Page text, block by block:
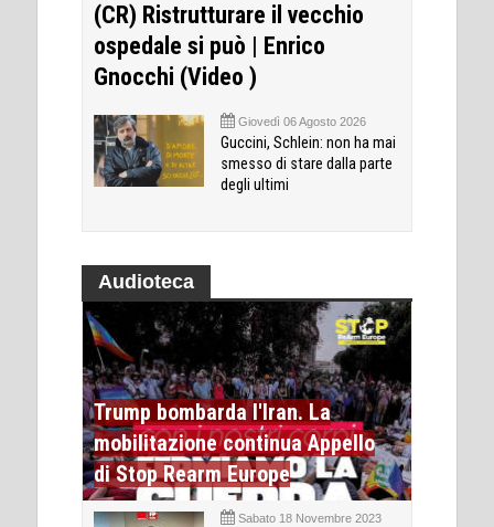
(CR) Ristrutturare il vecchio
ospedale si può | Enrico
Gnocchi (Video )
Giovedì 06 Agosto 2026
Guccini, Schlein: non ha mai
smesso di stare dalla parte
degli ultimi
Audioteca
Trump bombarda l'Iran. La
mobilitazione continua Appello
di Stop Rearm Europe
Sabato 18 Novembre 2023